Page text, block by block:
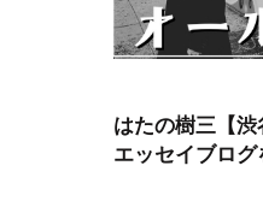
はたの樹三【渋
エッセイブログ